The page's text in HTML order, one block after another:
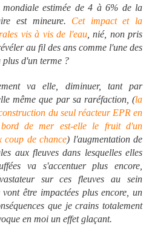
estimée de 4 à 6% de la
est mineure. Cet impact et la
vis à vis de l'eau, nié, non pris
au fil des ans comme l'une des
plus d'un terme ?
va elle, diminuer, tant par
même que par sa raréfaction, (la
du seul réacteur EPR en
de mer est-elle le fruit d'un
coup de chance) l'augmentation de
aux fleuves dans lesquelles elles
va s'accentuer plus encore,
sur ces fleuves au sein
être impactées plus encore, un
que je crains totalement
en moi un effet glaçant.